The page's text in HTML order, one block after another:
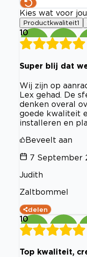
Kies wat voor
Productkwaliteit1
10
Super blij dat
Wij zijn op
Lex gehad. De
denken overal
goede kwaliteit
installeren en
Beveelt aan
7 September
Judith
Zaltbommel
delen
10
Top kwaliteit,